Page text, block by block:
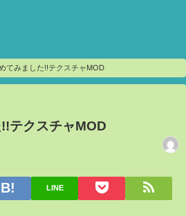
てみました!!テクスチャMOD
テクスチャMOD
LINE